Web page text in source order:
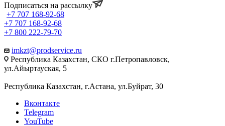
Подписаться на рассылку
+7 707 168-92-68
+7 707 168-92-68
+7 800 222-79-70
imkzt@prodservice.ru
Республика Казахстан, СКО г.Петропавловск,
ул.Айыртауская, 5
Республика Казахстан, г.Астана, ул.Буйрат, 30
Вконтакте
Telegram
YouTube